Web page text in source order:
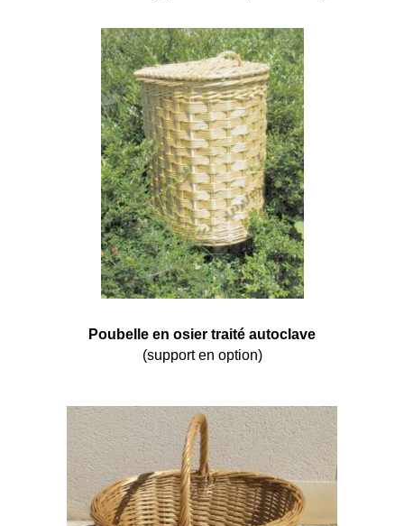
Poubelle en osier traité autoclave
(support en option)